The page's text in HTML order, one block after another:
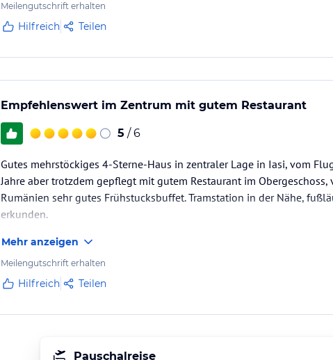
Meilengutschrift erhalten
Hilfreich Teilen
Empfehlenswert im Zentrum mit gutem Restaurant
5 / 6
Gutes mehrstöckiges 4-Sterne-Haus in zentraler Lage in Iasi, vom
Jahre aber trotzdem gepflegt mit gutem Restaurant im
Rumänien sehr gutes Frühstucksbuffet. Tramstation in der Nähe,
erkunden.
Mehr anzeigen
Meilengutschrift erhalten
Hilfreich Teilen
Pauschalreise